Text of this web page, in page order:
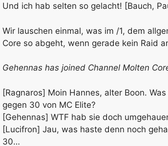
Und ich hab selten so gelacht! [Bauch,
Wir lauschen einmal, was im /1, dem
Core so abgeht, wenn gerade kein Raid
Gehennas has joined Channel Molten
[Ragnaros] Moin Hannes, alter Boon.
gegen 30 von MC Elite?
[Gehennas] WTF hab sie doch
[Lucifron] Jau, was haste denn noch
30…